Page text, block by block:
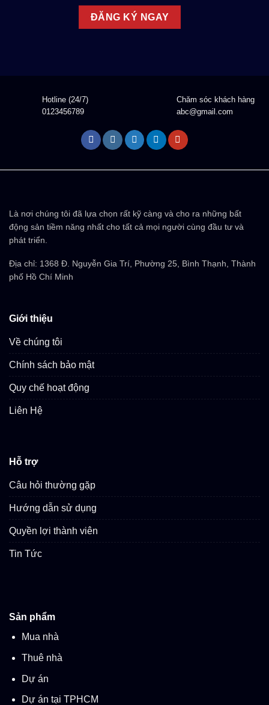
Hotline (24/7)
0123456789
Chăm sóc khách hàng
abc@gmail.com
Là nơi chúng tôi đã lựa chọn rất kỹ càng và cho ra những bất
động sản tiềm năng nhất cho tất cả mọi người cùng đầu tư và
phát triển.
Địa chỉ: 1368 Đ. Nguyễn Gia Trí, Phường 25, Bình Thạnh, Thành
phố Hồ Chí Minh
Giới thiệu
Về chúng tôi
Chính sách bảo mật
Quy chế hoạt động
Liên Hệ
Hỗ trợ
Câu hỏi thường gặp
Hướng dẫn sử dụng
Quyền lợi thành viên
Tin Tức
Sản phẩm
Mua nhà
Thuê nhà
Dự án
Dự án tại TPHCM